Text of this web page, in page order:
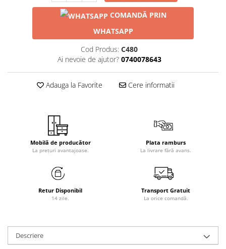
COMANDĂ PRIN
WHATSAPP
Cod Produs: C480
Ai nevoie de ajutor? 0740078643
Adauga la Favorite Cere informatii
Mobilă de producător
La prețuri avantajoase.
Plata ramburs
La livrare fără avans.
Retur Disponibil
14 zile.
Transport Gratuit
La orice comandă.
Descriere